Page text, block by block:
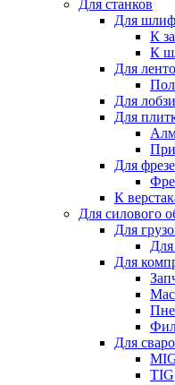
Для станков
Для
К
К
Для
Для
Для
Для
К
Для силового
Для
Для
Для
Для
TIG